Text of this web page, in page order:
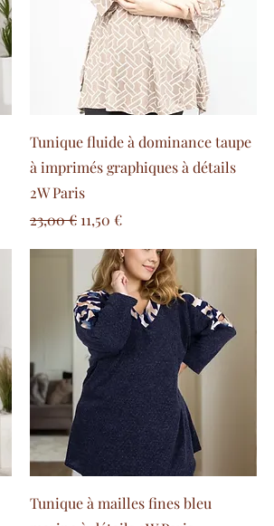
Tunique fluide à dominance taupe
à imprimés graphiques à détails
2W Paris
Prix original
23,00 € Prix promotionnel
11,50 €
Tunique à mailles fines bleu